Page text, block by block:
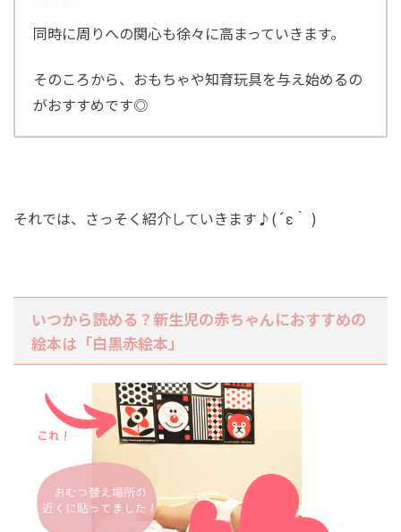
同時に周りへの関心も徐々に高まっていきます。
そのころから、おもちゃや知育玩具を与え始めるの
がおすすめです◎
それでは、さっそく紹介していきます♪(´ε｀ )
いつから読める？新生児の赤ちゃんにおすすめの
絵本は「白黒赤絵本」